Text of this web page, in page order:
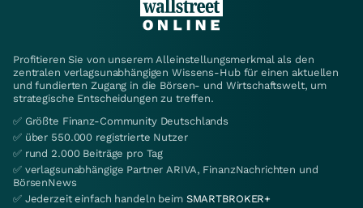
Profitieren Sie von unserem Alleinstellungsmerkmal als den
zentralen verlagsunabhängigen Wissens-Hub für einen aktuellen
und fundierten Zugang in die Börsen- und Wirtschaftswelt, um
strategische Entscheidungen zu treffen.
✅ Größte Finanz-Community Deutschlands
✅ über 550.000 registrierte Nutzer
✅ rund 2.000 Beiträge pro Tag
✅ verlagsunabhängige Partner ARIVA, FinanzNachrichten und
BörsenNews
✅ Jederzeit einfach handeln beim SMARTBROKER+